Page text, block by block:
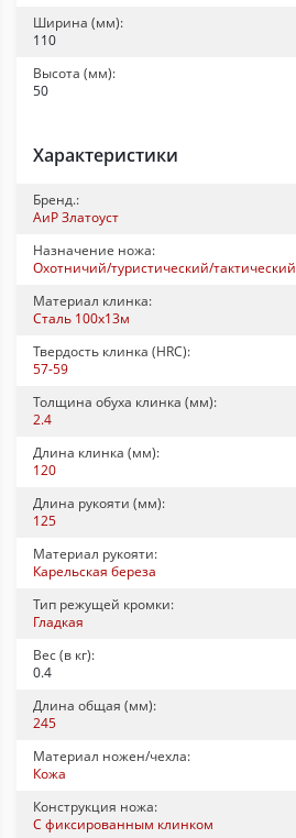
Ширина (мм):
110
Высота (мм):
50
Характеристики
Бренд.:
АиР Златоуст
Назначение ножа:
Охотничий/туристический/тактический
Материал клинка:
Сталь 100x13м
Твердость клинка (HRC):
57-59
Толщина обуха клинка (мм):
2.4
Длина клинка (мм):
120
Длина рукояти (мм):
125
Материал рукояти:
Карельская береза
Тип режущей кромки:
Гладкая
Вес (в кг):
0.4
Длина общая (мм):
245
Материал ножен/чехла:
Кожа
Конструкция ножа:
С фиксированным клинком